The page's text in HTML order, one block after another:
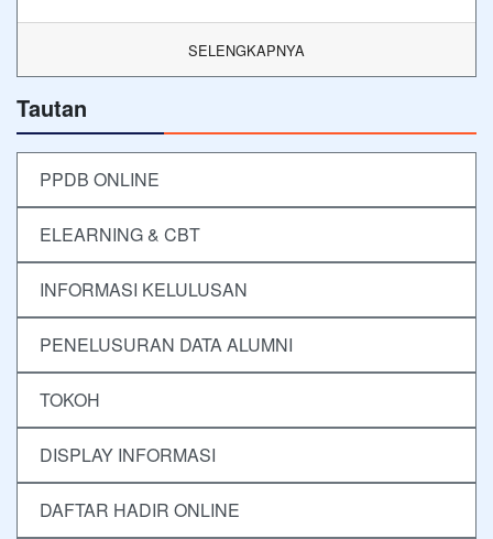
SELENGKAPNYA
Tautan
PPDB ONLINE
ELEARNING & CBT
INFORMASI KELULUSAN
PENELUSURAN DATA ALUMNI
TOKOH
DISPLAY INFORMASI
DAFTAR HADIR ONLINE